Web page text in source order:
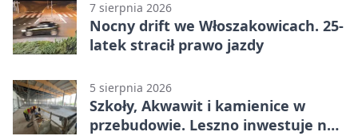
7 sierpnia 2026
Nocny drift we Włoszakowicach. 25-
latek stracił prawo jazdy
5 sierpnia 2026
Szkoły, Akwawit i kamienice w
przebudowie. Leszno inwestuje na